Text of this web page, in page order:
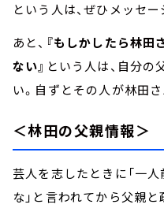
という人は、ぜひメッセ
あと、 『もしかしたら林
ない』 という人は、自分
い。自ずとその人が林田
＜林田の父親情報＞
芸人を志したときに「一
な」と言われてから父親